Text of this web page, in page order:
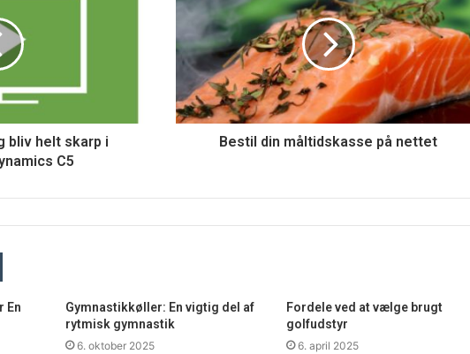
bliv helt skarp i
C5
Bestil din måltidskasse på nettet
En
Gymnastikkøller: En vigtig del af
rytmisk gymnastik
6. oktober 2025
Fordele ved at vælge brugt
golfudstyr
6. april 2025